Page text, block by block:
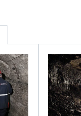
გადახედვა